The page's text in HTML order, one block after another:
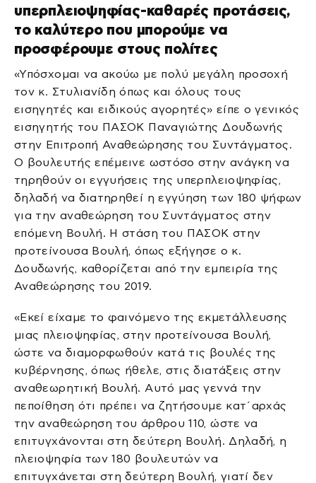
υπερπλειοψηφίας-καθαρές προτάσεις,
το καλύτερο που μπορούμε να
προσφέρουμε στους πολίτες
«Υπόσχομαι να ακούω με πολύ μεγάλη προσοχή
τον κ. Στυλιανίδη όπως και όλους τους
εισηγητές και ειδικούς αγορητές» είπε ο γενικός
εισηγητής του ΠΑΣΟΚ Παναγιώτης Δουδωνής
στην Επιτροπή Αναθεώρησης του Συντάγματος.
Ο βουλευτής επέμεινε ωστόσο στην ανάγκη να
τηρηθούν οι εγγυήσεις της υπερπλειοψηφίας,
δηλαδή να διατηρηθεί η εγγύηση των 180 ψήφων
για την αναθεώρηση του Συντάγματος στην
επόμενη Βουλή. Η στάση του ΠΑΣΟΚ στην
προτείνουσα Βουλή, όπως εξήγησε ο κ.
Δουδωνής, καθορίζεται από την εμπειρία της
Αναθεώρησης του 2019.
«Εκεί είχαμε το φαινόμενο της εκμετάλλευσης
μιας πλειοψηφίας, στην προτείνουσα Βουλή,
ώστε να διαμορφωθούν κατά τις βουλές της
κυβέρνησης, όπως ήθελε, στις διατάξεις στην
αναθεωρητική Βουλή. Αυτό μας γεννά την
πεποίθηση ότι πρέπει να ζητήσουμε κατ΄αρχάς
την αναθεώρηση του άρθρου 110, ώστε να
επιτυγχάνονται στη δεύτερη Βουλή. Δηλαδή, η
πλειοψηφία των 180 βουλευτών να
επιτυγχάνεται στη δεύτερη Βουλή, γιατί δεν